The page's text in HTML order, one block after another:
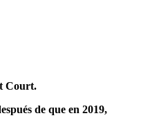
Court.
de que en 2019,